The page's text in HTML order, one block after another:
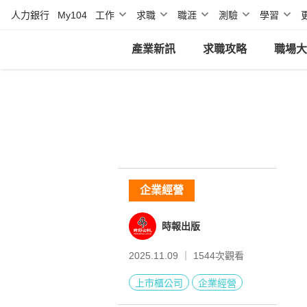
人力銀行 My104 工作 求職 職涯 測驗 學習
產業新訊 求職攻略 職場
企業經營
時報出版
2025.11.09 ｜ 1544次觀看
上市櫃公司 企業經營